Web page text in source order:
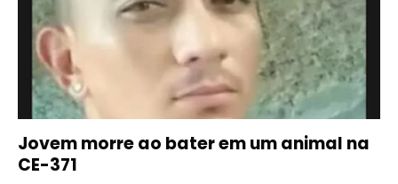
Jovem morre ao bater em um animal na
CE-371